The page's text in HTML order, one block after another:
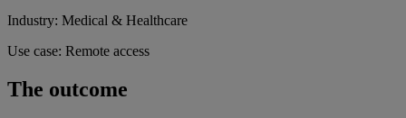
Industry: Medical & Healthcare
Use case: Remote access
The outcome